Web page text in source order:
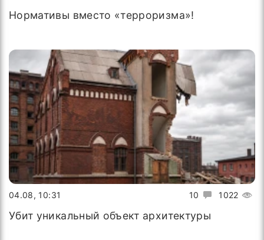
Нормативы вместо «терроризма»!
10 1022
04.08, 10:31
Убит уникальный объект архитектуры